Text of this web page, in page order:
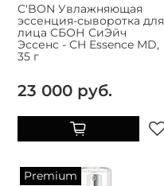
C'BON Увлажняющая
эссенция-сыворотка для
лица СБОН СиЭйч
Эссенс - СH Essence MD,
35 г
23 000 руб.
Premium